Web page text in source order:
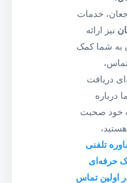
خدمات
نیز ارائه
به شما کمک
دریافت
درباره
خود صحبت
تلفنی
حرفه‌ای
اولین تماس